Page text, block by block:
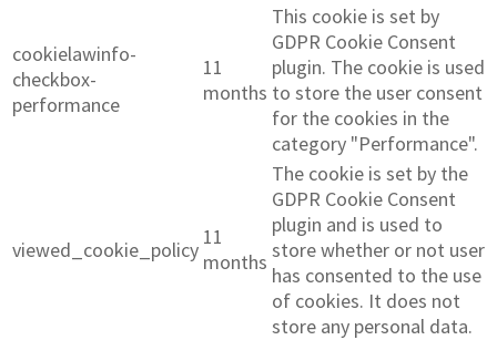
cookielawinfo-
checkbox-
performance
11
months
This cookie is set by
GDPR Cookie Consent
plugin. The cookie is used
to store the user consent
for the cookies in the
category "Performance".
viewed_cookie_policy
11
months
The cookie is set by the
GDPR Cookie Consent
plugin and is used to
store whether or not user
has consented to the use
of cookies. It does not
store any personal data.